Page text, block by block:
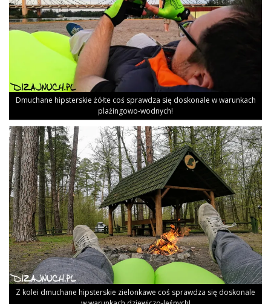
Dmu­cha­ne hip­ster­skie żół­te coś spraw­dza się dosko­na­le w warun­kach
plażingowo-wodnych!
Z kolei dmu­cha­ne hip­ster­skie zie­lon­ka­we coś spraw­dza się dosko­na­le